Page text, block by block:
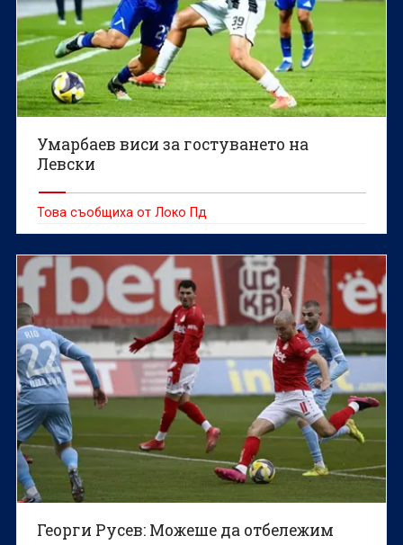
Умарбаев виси за гостуването на
Левски
Това съобщиха от Локо Пд
Георги Русев: Можеше да отбележим